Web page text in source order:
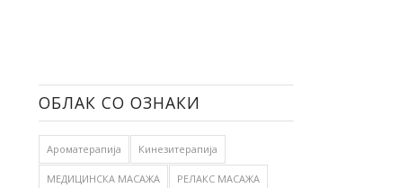
ОБЛАК СО ОЗНАКИ
Ароматерапија Кинезитерапија
МЕДИЦИНСКА МАСАЖА РЕЛАКС МАСАЖА